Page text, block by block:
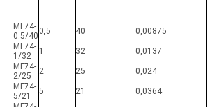
MF74-
0.5/40 0,5 40 0,00875
MF74-
1/32
1 32 0,0137
MF74-
2/25
2 25 0,024
MF74-
5/21
5 21 0,0364